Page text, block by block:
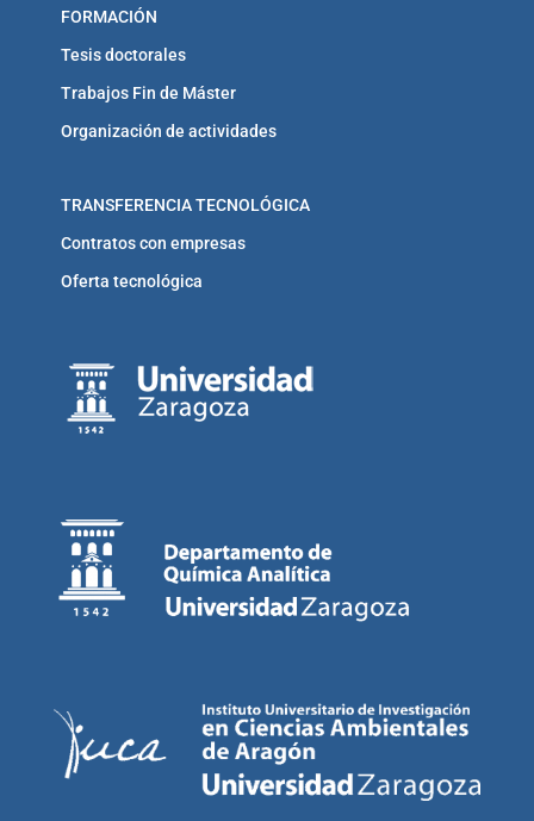
FORMACIÓN
Tesis doctorales
Trabajos Fin de Máster
Organización de actividades
TRANSFERENCIA TECNOLÓGICA
Contratos con empresas
Oferta tecnológica